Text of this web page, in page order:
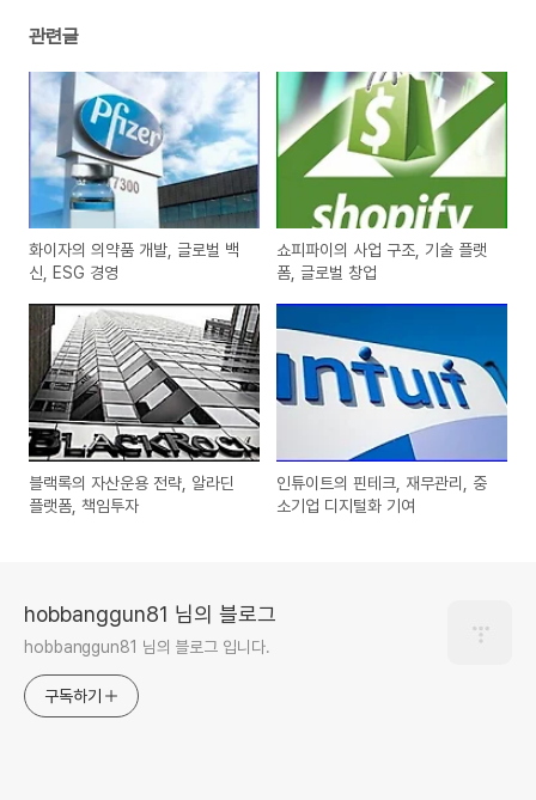
관련글
화이자의 의약품 개발, 글로벌 백
신, ESG 경영
쇼피파이의 사업 구조, 기술 플랫
폼, 글로벌 창업
블랙록의 자산운용 전략, 알라딘
플랫폼, 책임투자
인튜이트의 핀테크, 재무관리, 중
소기업 디지털화 기여
hobbanggun81 님의 블로그
hobbanggun81 님의 블로그 입니다.
구독하기